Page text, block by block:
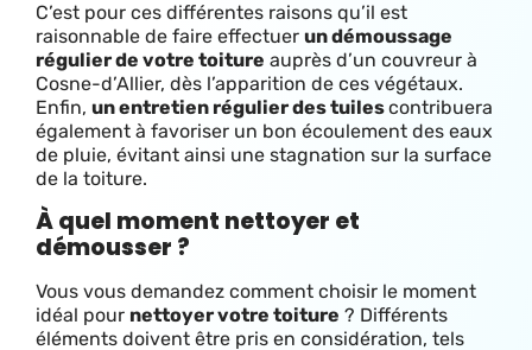
C’est pour ces différentes raisons qu’il est
raisonnable de faire effectuer un démoussage
régulier de votre toiture auprès d’un couvreur à
Cosne-d’Allier, dès l’apparition de ces végétaux.
Enfin, un entretien régulier des tuilescontribuera
également à favoriser un bon écoulement des eaux
de pluie, évitant ainsi une stagnation sur la surface
de la toiture.
À quel moment nettoyer et
démousser ?
Vous vous demandez comment choisir le moment
idéal pour nettoyer votre toiture ? Différents
éléments doivent être pris en considération, tels